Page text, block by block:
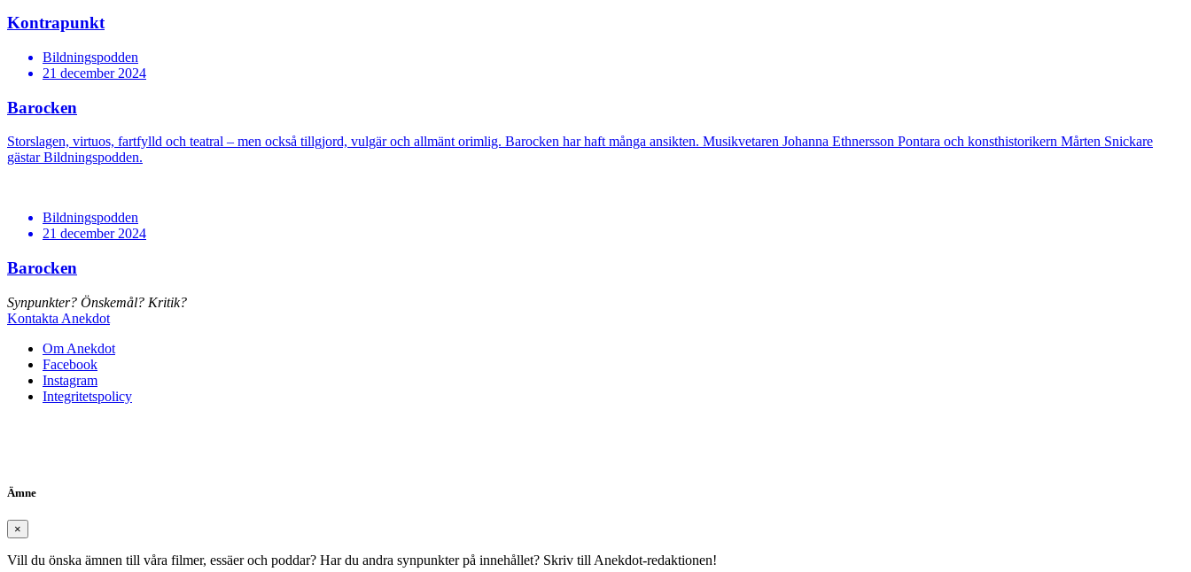
Kontrapunkt
Bildningspodden
21 december 2024
Barocken
Storslagen, virtuos, fartfylld och teatral – men också tillgjord, vulgär och allmänt orimlig. Barocken har haft många ansikten. Musikvetaren Johanna Ethnersson Pontara och konsthistorikern Mårten Snickare
gästar Bildningspodden.
Bildningspodden
21 december 2024
Barocken
Synpunkter? Önskemål? Kritik?
Kontakta Anekdot
Om Anekdot
Facebook
Instagram
Integritetspolicy
Ämne
×
Vill du önska ämnen till våra filmer, essäer och poddar? Har du andra synpunkter på innehållet? Skriv till Anekdot-redaktionen!